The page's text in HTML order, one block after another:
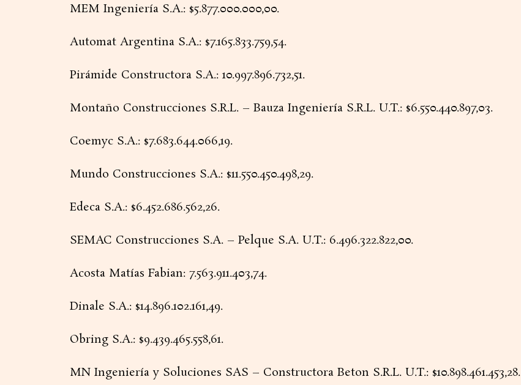
MEM Ingeniería S.A.: $5.877.000.000,00.
Automat Argentina S.A.: $7.165.833.759,54.
Pirámide Constructora S.A.: 10.997.896.732,51.
Montaño Construcciones S.R.L. – Bauza Ingeniería S.R.L. U.T.: $6.550.440.897,03.
Coemyc S.A.: $7.683.644.066,19.
Mundo Construcciones S.A.: $11.550.450.498,29.
Edeca S.A.: $6.452.686.562,26.
SEMAC Construcciones S.A. – Pelque S.A. U.T.: 6.496.322.822,00.
Acosta Matías Fabian: 7.563.911.403,74.
Dinale S.A.: $14.896.102.161,49.
Obring S.A.: $9.439.465.558,61.
MN Ingeniería y Soluciones SAS – Constructora Beton S.R.L. U.T.: $10.898.461.453,28.